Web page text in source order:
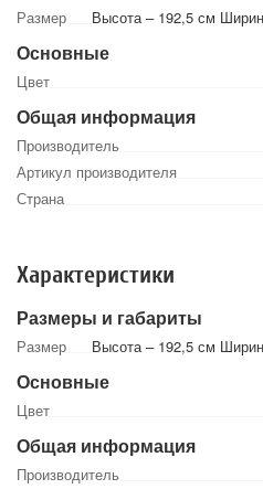
Размер Высота – 192,5 см
Основные
Цвет
Общая информация
Производитель
Артикул производителя
Страна
Характеристики
Размеры и габариты
Размер Высота – 192,5 см
Основные
Цвет
Общая информация
Производитель